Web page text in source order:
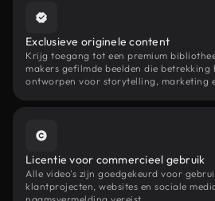
Exclusieve originele content
Krijg toegang tot een premium
makers gefilmde beelden die betrekking
ontworpen voor storytelling, marketing
Licentie voor commercieel gebruik
Alle video's zijn goedgekeurd voor
klantprojecten, websites en sociale